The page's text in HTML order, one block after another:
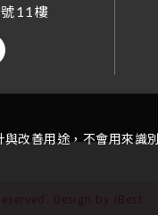
11樓
Design by iBest
改善用途，不會用來識